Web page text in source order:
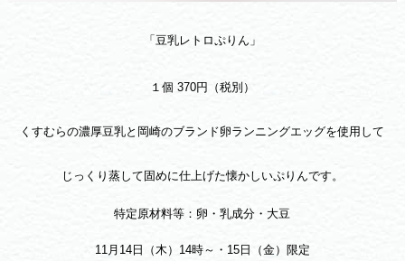
「豆乳レトロぷりん」
１個 370円（税別）
くすむらの濃厚豆乳と岡崎のブランド卵ランニングエッグを使用して
じっくり蒸して固めに仕上げた懐かしいぷりんです。
特定原材料等：卵・乳成分・大豆
11月14日（木）14時～・15日（金）限定